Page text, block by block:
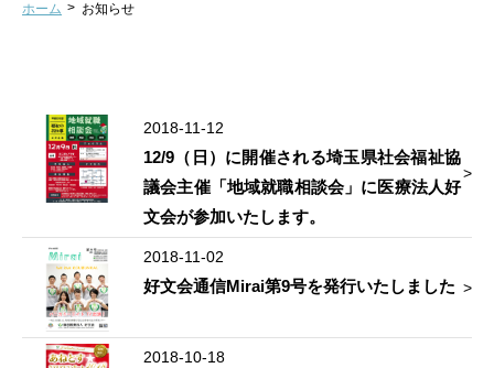
ホーム お知らせ
2018-11-12
12/9（日）に開催される埼玉県社会福祉協
議会主催「地域就職相談会」に医療法人好
文会が参加いたします。
2018-11-02
好文会通信Mirai第9号を発行いたしました
2018-10-18